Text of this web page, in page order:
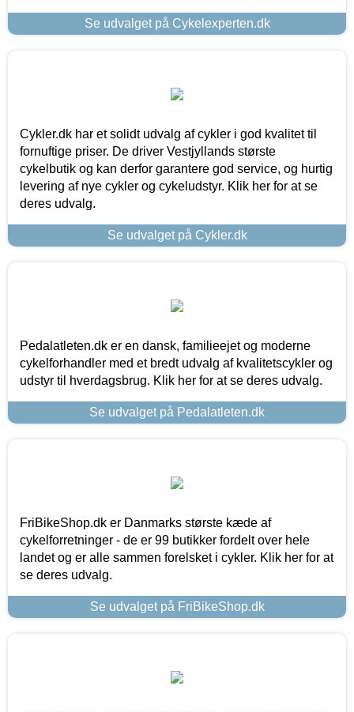
Se udvalget på Cykelexperten.dk
Cykler.dk har et solidt udvalg af cykler i god kvalitet til
fornuftige priser. De driver Vestjyllands største
cykelbutik og kan derfor garantere god service, og hurtig
levering af nye cykler og cykeludstyr. Klik her for at se
deres udvalg.
Se udvalget på Cykler.dk
Pedalatleten.dk er en dansk, familieejet og moderne
cykelforhandler med et bredt udvalg af kvalitetscykler og
udstyr til hverdagsbrug. Klik her for at se deres udvalg.
Se udvalget på Pedalatleten.dk
FriBikeShop.dk er Danmarks største kæde af
cykelforretninger - de er 99 butikker fordelt over hele
landet og er alle sammen forelsket i cykler. Klik her for at
se deres udvalg.
Se udvalget på FriBikeShop.dk